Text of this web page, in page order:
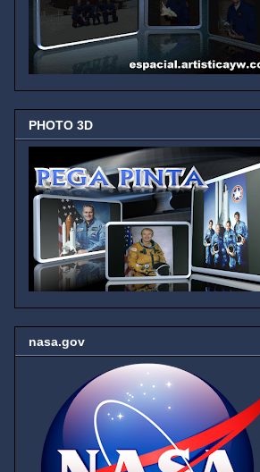
PHOTO 3D
nasa.gov